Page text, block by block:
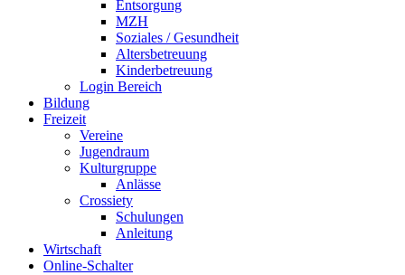
Entsorgung
MZH
Soziales / Gesundheit
Altersbetreuung
Kinderbetreuung
Login Bereich
Bildung
Freizeit
Vereine
Jugendraum
Kulturgruppe
Anlässe
Crossiety
Schulungen
Anleitung
Wirtschaft
Online-Schalter